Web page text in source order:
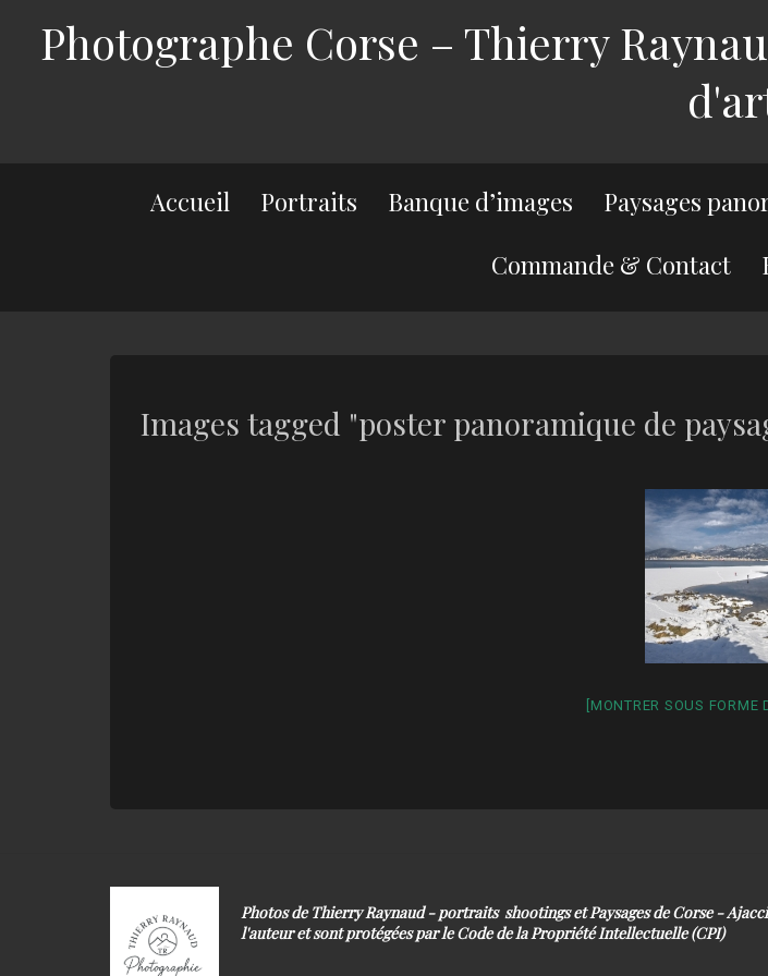
Photographe Corse – Thierry
Accueil Portraits Banque d’images Paysages
Commande & Contact
Images tagged "poster panoramique de
[MONTRER SOUS FORME
Photos de Thierry Raynaud - portraits shootings et Paysages de Corse -
l'auteur et sont protégées par le Code de la Propriété Intellectuelle (CPI)